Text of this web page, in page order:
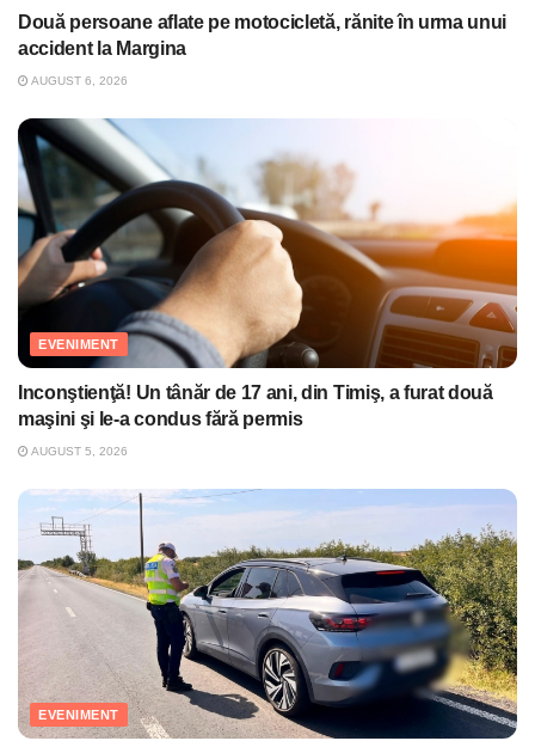
Două persoane aflate pe motocicletă, rănite în urma unui
accident la Margina
AUGUST 6, 2026
EVENIMENT
Inconştienţă! Un tânăr de 17 ani, din Timiş, a furat două
maşini şi le-a condus fără permis
AUGUST 5, 2026
EVENIMENT